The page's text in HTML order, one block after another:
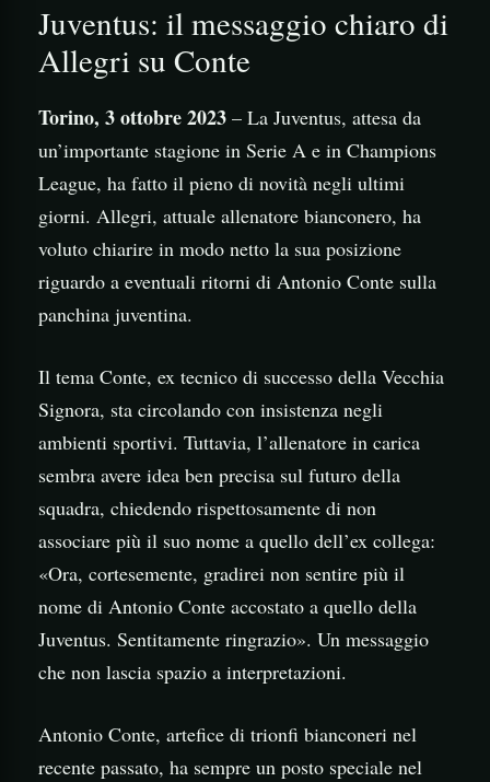
Juventus: il messaggio chiaro di
Allegri su Conte
Torino, 3 ottobre 2023 – La Juventus, attesa da
un’importante stagione in Serie A e in Champions
League, ha fatto il pieno di novità negli ultimi
giorni. Allegri, attuale allenatore bianconero, ha
voluto chiarire in modo netto la sua posizione
riguardo a eventuali ritorni di Antonio Conte sulla
panchina juventina.
Il tema Conte, ex tecnico di successo della Vecchia
Signora, sta circolando con insistenza negli
ambienti sportivi. Tuttavia, l’allenatore in carica
sembra avere idea ben precisa sul futuro della
squadra, chiedendo rispettosamente di non
associare più il suo nome a quello dell’ex collega:
«Ora, cortesemente, gradirei non sentire più il
nome di Antonio Conte accostato a quello della
Juventus. Sentitamente ringrazio». Un messaggio
che non lascia spazio a interpretazioni.
Antonio Conte, artefice di trionfi bianconeri nel
recente passato, ha sempre un posto speciale nel